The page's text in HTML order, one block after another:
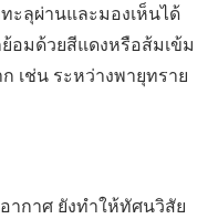
ะลุผ่านและมองเห็นได้
อมด้วยสีแดงหรือส้มเข้ม
เช่น ระหว่างพายุทราย
กาศ ยังทำให้ทัศนวิสัย